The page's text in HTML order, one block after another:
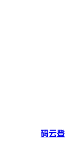
码云登